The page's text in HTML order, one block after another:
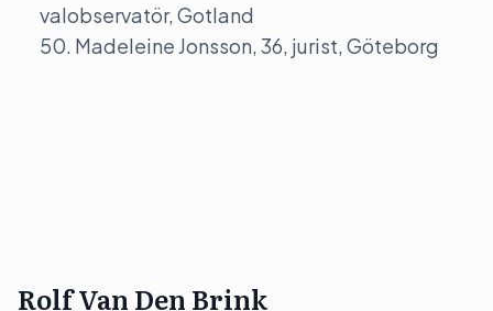
valobservatör, Gotland
50. Madeleine Jonsson, 36, jurist, Göteborg
Rolf Van Den Brink